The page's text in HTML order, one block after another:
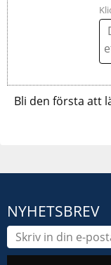
Bli den första att
NYHETSBREV